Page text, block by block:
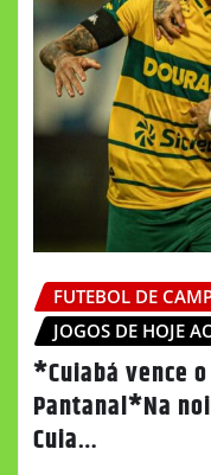
FUTEBOL DE
JOGOS DE HOJE
*Cuiabá vence
Pantanal*Na
Cuia…